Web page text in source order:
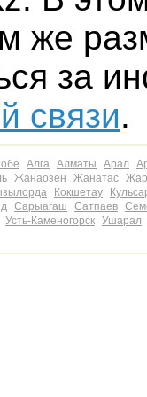
же
за
связи.
Алга Алматы Арал
Жанаозен Жанатас
Кокшетау
Сарыагаш Сатпаев
Усть-Каменогорск Ушарал